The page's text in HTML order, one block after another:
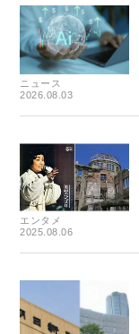
ニュース
2026.08.03
エンタメ
2025.08.06